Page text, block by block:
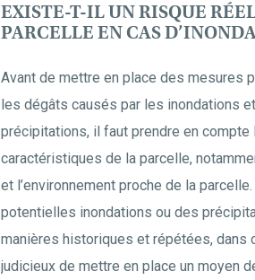
EXISTE-T-IL UN RISQUE
PARCELLE EN CAS
Avant de mettre en place des mesures
les dégâts causés par les inondations
précipitations, il faut prendre en compte
caractéristiques de la parcelle,
et l’environnement proche de la
potentielles inondations ou des
manières historiques et répétées, dans
judicieux de mettre en place un moyen